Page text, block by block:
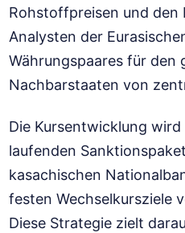
Rohstoffpreisen und den
Analysten der
Währungspaares für den
Nachbarstaaten von
Die Kursentwicklung
laufenden
kasachischen
festen Wechselkursziele
Diese Strategie zielt